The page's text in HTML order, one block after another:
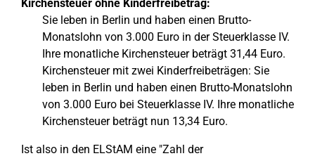
Kirchensteuer ohne Kinderfreibetrag:
Sie leben in Berlin und haben einen Brutto-
Monatslohn von 3.000 Euro in der Steuerklasse IV.
Ihre monatliche Kirchensteuer beträgt 31,44 Euro.
Kirchensteuer mit zwei Kinderfreibeträgen: Sie
leben in Berlin und haben einen Brutto-Monatslohn
von 3.000 Euro bei Steuerklasse IV. Ihre monatliche
Kirchensteuer beträgt nun 13,34 Euro.
Ist also in den ELStAM eine "Zahl der